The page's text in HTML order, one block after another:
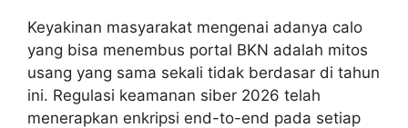
Keyakinan masyarakat mengenai adanya calo
yang bisa menembus portal BKN adalah mitos
usang yang sama sekali tidak berdasar di tahun
ini. Regulasi keamanan siber 2026 telah
menerapkan enkripsi end-to-end pada setiap